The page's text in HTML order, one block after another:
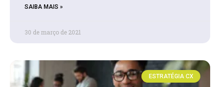
SAIBA MAIS »
30 de março de 2021
ESTRATÉGIA CX